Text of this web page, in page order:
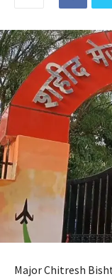
Major Chitresh